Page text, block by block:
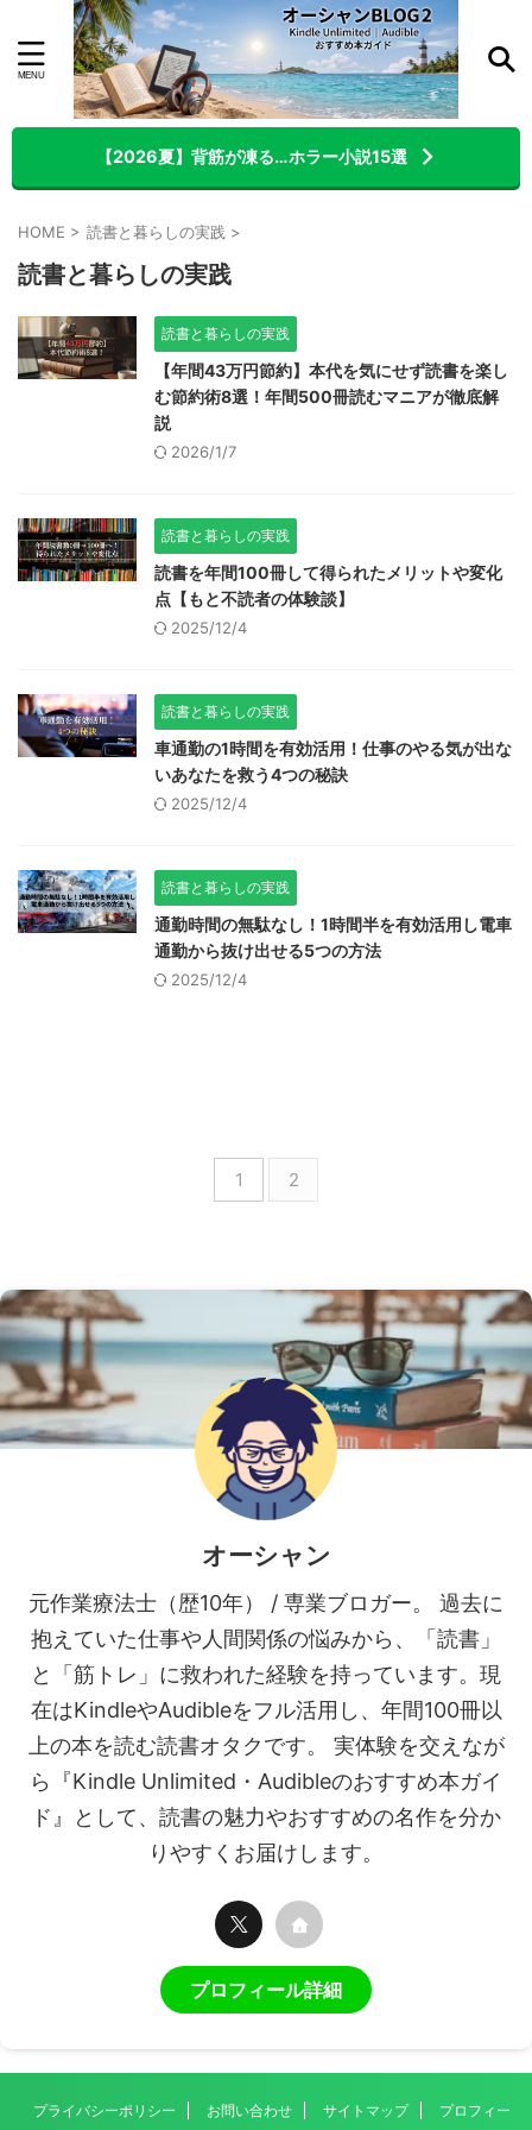
【2026夏】背筋が凍る…ホラー小説15選
HOME > 読書と暮らしの実践 >
読書と暮らしの実践
読書と暮らしの実践
【年間43万円節約】本代を気にせず読書を楽し
む節約術8選！年間500冊読むマニアが徹底解
説
2026/1/7
読書と暮らしの実践
読書を年間100冊して得られたメリットや変化
点【もと不読者の体験談】
2025/12/4
読書と暮らしの実践
車通勤の1時間を有効活用！仕事のやる気が出な
いあなたを救う4つの秘訣
2025/12/4
読書と暮らしの実践
通勤時間の無駄なし！1時間半を有効活用し電車
通勤から抜け出せる5つの方法
2025/12/4
1 2
オーシャン
元作業療法士（歴10年） / 専業ブロガー。 過去に
抱えていた仕事や人間関係の悩みから、「読書」
と「筋トレ」に救われた経験を持っています。現
在はKindleやAudibleをフル活用し、年間100冊以
上の本を読む読書オタクです。 実体験を交えなが
ら『Kindle Unlimited・Audibleのおすすめ本ガイ
ド』として、読書の魅力やおすすめの名作を分か
りやすくお届けします。
プロフィール詳細
プライバシーポリシー お問い合わせ サイトマップ
プロフィー